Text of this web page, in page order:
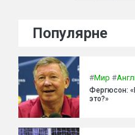
Популярне
#Мир #
Фергюсон:
это?»